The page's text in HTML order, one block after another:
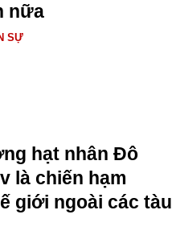
nữa
SỰ
hạt nhân Đô
là chiến hạm
giới ngoài các tàu